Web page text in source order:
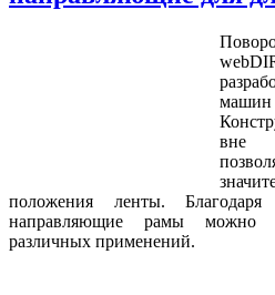
вне
положения ленты. Благодаря
направляющие рамы можно
различных применений.